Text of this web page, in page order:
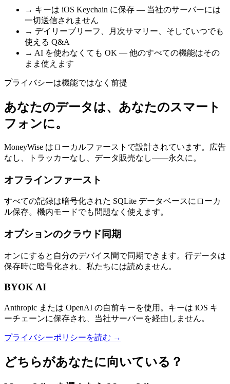
→ キーは iOS Keychain に保存 — 当社のサーバーには
一切送信されません
→ デイリーブリーフ、月次サマリー、そしていつでも
使える Q&A
→ AI を使わなくても OK — 他のすべての機能はその
まま使えます
プライバシーは機能ではなく前提
あなたのデータは、あなたのスマート
フォンに。
MoneyWise はローカルファーストで設計されています。広告
なし、トラッカーなし、データ販売なし——永久に。
オフラインファースト
すべての記録は暗号化された SQLite データベースにローカ
ル保存。機内モードでも問題なく使えます。
オプションのクラウド同期
オンにすると自分のデバイス間で同期できます。行データは
保存時に暗号化され、私たちには読めません。
BYOK AI
Anthropic または OpenAI の自前キーを使用。キーは iOS キ
ーチェーンに保存され、当社サーバーを経由しません。
プライバシーポリシーを読む →
どちらがあなたに向いている？